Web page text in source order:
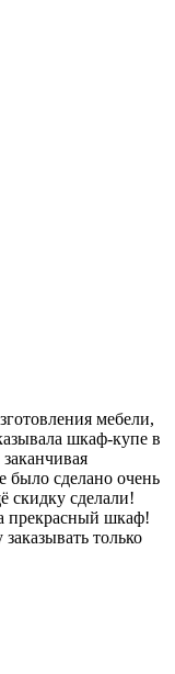
мебели,
шкаф-купе в
сделано очень
скидку сделали!
прекрасный шкаф!
только